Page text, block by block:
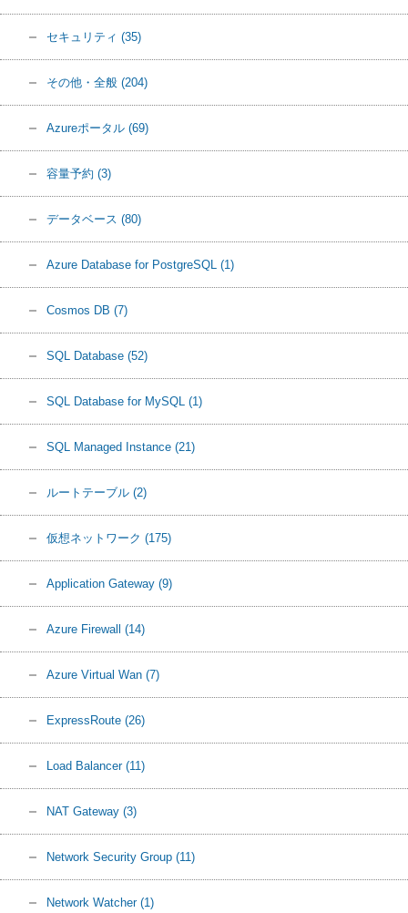
セキュリティ (35)
その他・全般 (204)
Azureポータル (69)
容量予約 (3)
データベース (80)
Azure Database for PostgreSQL (1)
Cosmos DB (7)
SQL Database (52)
SQL Database for MySQL (1)
SQL Managed Instance (21)
ルートテーブル (2)
仮想ネットワーク (175)
Application Gateway (9)
Azure Firewall (14)
Azure Virtual Wan (7)
ExpressRoute (26)
Load Balancer (11)
NAT Gateway (3)
Network Security Group (11)
Network Watcher (1)